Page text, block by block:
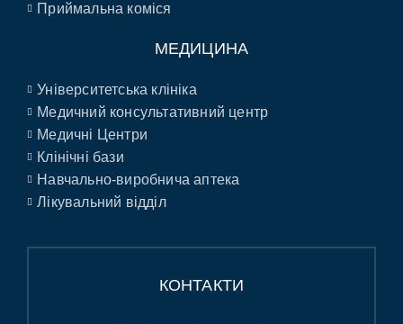
Приймальна коміся
МЕДИЦИНА
Університетська клініка
Медичний консультативний центр
Медичні Центри
Клінічні бази
Навчально-виробнича аптека
Лікувальний відділ
КОНТАКТИ